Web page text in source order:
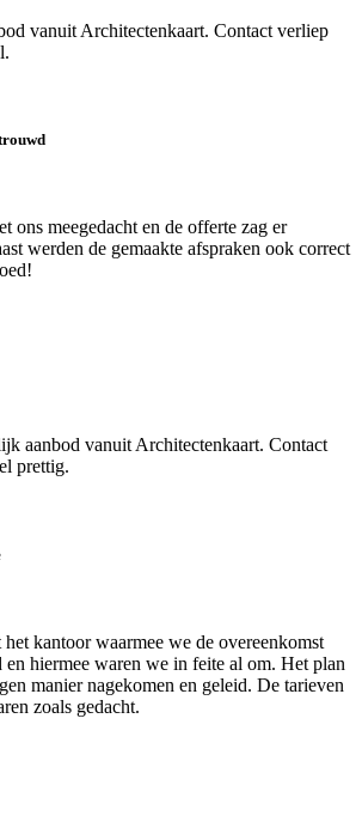
vanuit Architectenkaart. Contact verliep
ons meegedacht en de offerte zag er
werden de gemaakte afspraken ook correct
aanbod vanuit Architectenkaart. Contact
prettig.
kantoor waarmee we de overeenkomst
en hiermee waren we in feite al om. Het plan
manier nagekomen en geleid. De tarieven
zoals gedacht.